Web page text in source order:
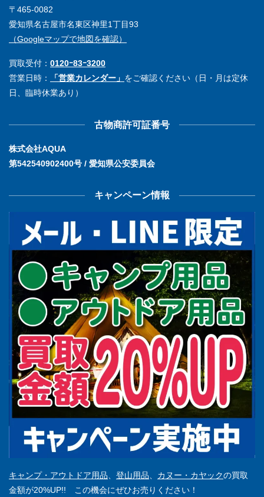
〒465-0082
愛知県名古屋市名東区神里1丁目93
（Googleマップで地図を確認）
買取受付： 0120ｰ83ｰ3200
営業日時：
「営業カレンダー」 をご確認ください（日・月は定休
日、臨時休業あり）
古物商許可証番号
株式会社AQUA
第542540902400号 / 愛知県公安委員会
キャンペーン情報
キャンプ・アウトドア用品 登山用品 カヌー・カヤックの買取
金額が20%UP!! この機会にぜひお売りください！